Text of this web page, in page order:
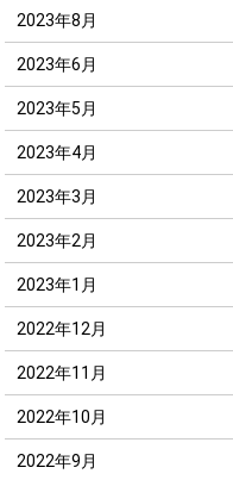
2023年8月
2023年6月
2023年5月
2023年4月
2023年3月
2023年2月
2023年1月
2022年12月
2022年11月
2022年10月
2022年9月